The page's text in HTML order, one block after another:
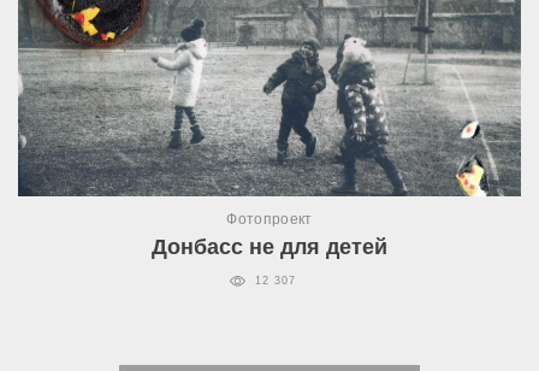
Фотопроект
Донбасс не для детей
12 307